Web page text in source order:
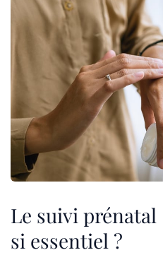
Le suivi
si essentiel ?